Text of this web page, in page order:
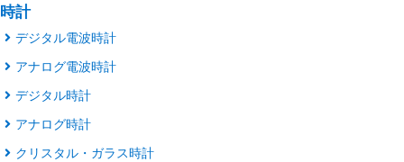
時計
デジタル電波時計
アナログ電波時計
デジタル時計
アナログ時計
クリスタル・ガラス時計